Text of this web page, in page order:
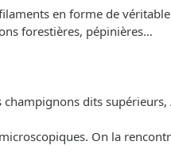
en forme de
forestières, pépinières…
dits
On la